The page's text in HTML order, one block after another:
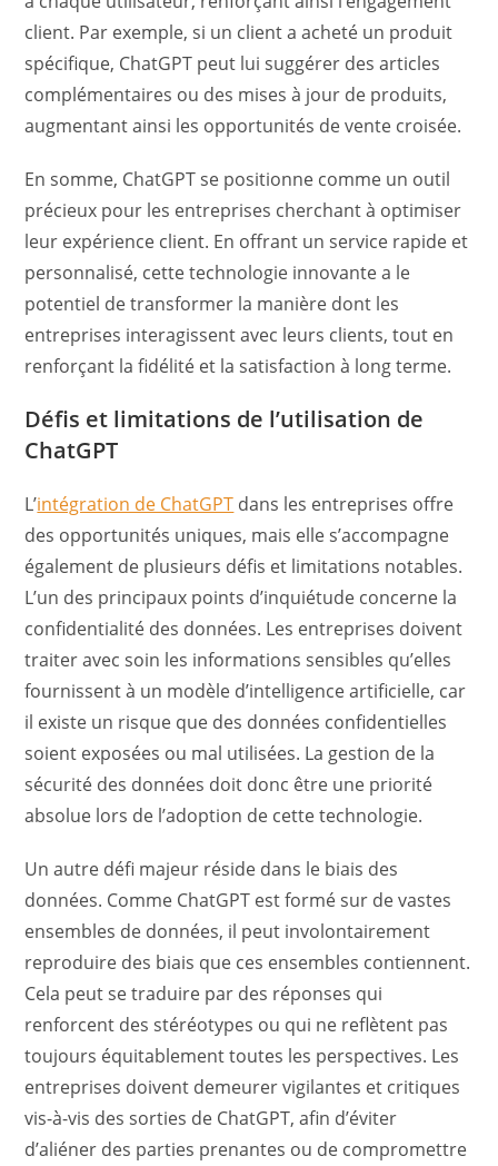
client. Par exemple, si un client a acheté un produit
spécifique, ChatGPT peut lui suggérer des articles
complémentaires ou des mises à jour de produits,
augmentant ainsi les opportunités de vente croisée.
En somme, ChatGPT se positionne comme un outil
précieux pour les entreprises cherchant à optimiser
leur expérience client. En offrant un service rapide et
personnalisé, cette technologie innovante a le
potentiel de transformer la manière dont les
entreprises interagissent avec leurs clients, tout en
renforçant la fidélité et la satisfaction à long terme.
Défis et limitations de l’utilisation de
ChatGPT
L’intégration de ChatGPT dans les entreprises offre
des opportunités uniques, mais elle s’accompagne
également de plusieurs défis et limitations notables.
L’un des principaux points d’inquiétude concerne la
confidentialité des données. Les entreprises doivent
traiter avec soin les informations sensibles qu’elles
fournissent à un modèle d’intelligence artificielle, car
il existe un risque que des données confidentielles
soient exposées ou mal utilisées. La gestion de la
sécurité des données doit donc être une priorité
absolue lors de l’adoption de cette technologie.
Un autre défi majeur réside dans le biais des
données. Comme ChatGPT est formé sur de vastes
ensembles de données, il peut involontairement
reproduire des biais que ces ensembles contiennent.
Cela peut se traduire par des réponses qui
renforcent des stéréotypes ou qui ne reflètent pas
toujours équitablement toutes les perspectives. Les
entreprises doivent demeurer vigilantes et critiques
vis-à-vis des sorties de ChatGPT, afin d’éviter
d’aliéner des parties prenantes ou de compromettre